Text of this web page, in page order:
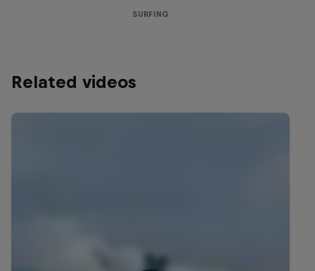
SURFING
Related videos